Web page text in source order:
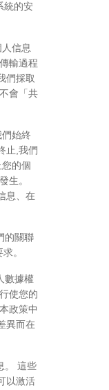
統的安
信息
輸過程
們採取
會「共
始終
止,我們
的個
生。
息、在
的關聯
。
數據權
使您的
政策中
異而在
。 這些
以激活